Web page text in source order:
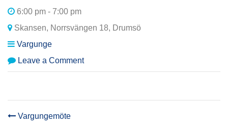
6:00 pm - 7:00 pm
Skansen, Norrsvängen 18, Drumsö
Vargunge
Leave a Commenton
Vargungemöte
POST
Vargungemöte